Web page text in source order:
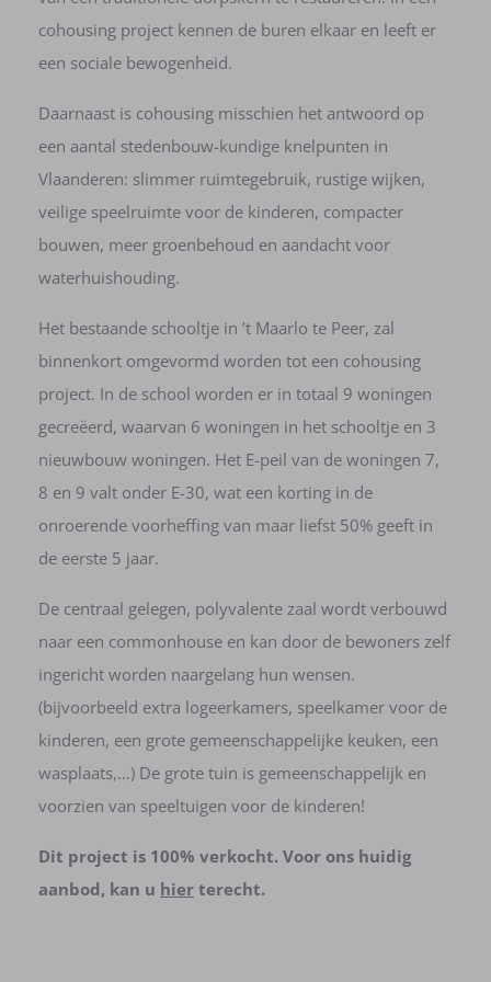
cohousing project kennen de buren elkaar en leeft er
een sociale bewogenheid.
Daarnaast is cohousing misschien het antwoord op
een aantal stedenbouw-kundige knelpunten in
Vlaanderen: slimmer ruimtegebruik, rustige wijken,
veilige speelruimte voor de kinderen, compacter
bouwen, meer groenbehoud en aandacht voor
waterhuishouding.
Het bestaande schooltje in ’t Maarlo te Peer, zal
binnenkort omgevormd worden tot een cohousing
project. In de school worden er in totaal 9 woningen
gecreëerd, waarvan 6 woningen in het schooltje en 3
nieuwbouw woningen. Het E-peil van de woningen 7,
8 en 9 valt onder E-30, wat een korting in de
onroerende voorheffing van maar liefst 50% geeft in
de eerste 5 jaar.
De centraal gelegen, polyvalente zaal wordt verbouwd
naar een commonhouse en kan door de bewoners zelf
ingericht worden naargelang hun wensen.
(bijvoorbeeld extra logeerkamers, speelkamer voor de
kinderen, een grote gemeenschappelijke keuken, een
wasplaats,…) De grote tuin is gemeenschappelijk en
voorzien van speeltuigen voor de kinderen!
Dit project is 100% verkocht. Voor ons huidig
aanbod, kan u hier ​​​​​​​ terecht.